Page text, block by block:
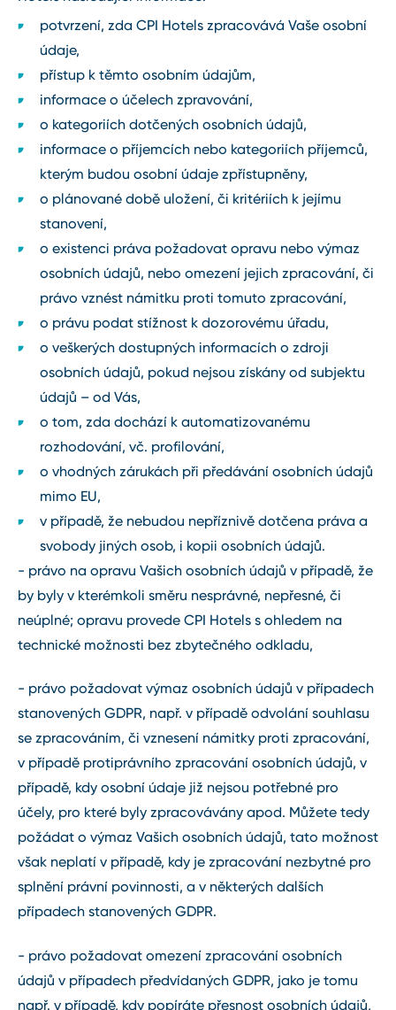
potvrzení, zda CPI Hotels zpracovává Vaše osobní
údaje,
přístup k těmto osobním údajům,
informace o účelech zpravování,
o kategoriích dotčených osobních údajů,
informace o příjemcích nebo kategoriích příjemců,
kterým budou osobní údaje zpřístupněny,
o plánované době uložení, či kritériích k jejímu
stanovení,
o existenci práva požadovat opravu nebo výmaz
osobních údajů, nebo omezení jejich zpracování, či
právo vznést námitku proti tomuto zpracování,
o právu podat stížnost k dozorovému úřadu,
o veškerých dostupných informacích o zdroji
osobních údajů, pokud nejsou získány od subjektu
údajů – od Vás,
o tom, zda dochází k automatizovanému
rozhodování, vč. profilování,
o vhodných zárukách při předávání osobních údajů
mimo EU,
v případě, že nebudou nepříznivě dotčena práva a
svobody jiných osob, i kopii osobních údajů.
- právo na opravu Vašich osobních údajů v případě, že
by byly v kterémkoli směru nesprávné, nepřesné, či
neúplné; opravu provede CPI Hotels s ohledem na
technické možnosti bez zbytečného odkladu,
- právo požadovat výmaz osobních údajů v případech
stanovených GDPR, např. v případě odvolání souhlasu
se zpracováním, či vznesení námitky proti zpracování,
v případě protiprávního zpracování osobních údajů, v
případě, kdy osobní údaje již nejsou potřebné pro
účely, pro které byly zpracovávány apod. Můžete tedy
požádat o výmaz Vašich osobních údajů, tato možnost
však neplatí v případě, kdy je zpracování nezbytné pro
splnění právní povinnosti, a v některých dalších
případech stanovených GDPR.
- právo požadovat omezení zpracování osobních
údajů v případech předvídaných GDPR, jako je tomu
např. v případě, kdy popíráte přesnost osobních údajů,